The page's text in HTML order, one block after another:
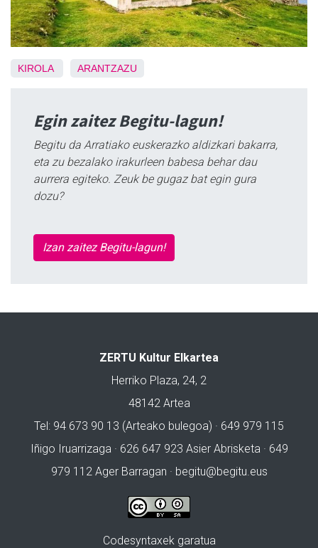
KIROLA ARANTZAZU
Egin zaitez Begitu-lagun!
Begitu da Arratiako euskerazko aldizkari bakarra,
eta zu bezalako irakurleen babesa behar dau
aurrera egiteko. Zeuk be gugaz bat egin gura
dozu?
Izan zaitez Begitu-lagun!
ZERTU Kultur Elkartea
Herriko Plaza, 24, 2
48142 Artea
Tel: 94 673 90 13 (Arteako bulegoa) · 649 979 115
Iñigo Iruarrizaga · 626 647 923 Asier Abrisketa · 649
979 112 Ager Barragan · begitu@begitu.eus
Codesyntaxek garatua